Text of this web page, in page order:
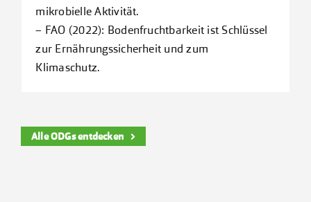
mikrobielle Aktivität.
– FAO (2022): Bodenfruchtbarkeit ist Schlüssel
zur Ernährungssicherheit und zum
Klimaschutz.
Alle ODGs entdecken